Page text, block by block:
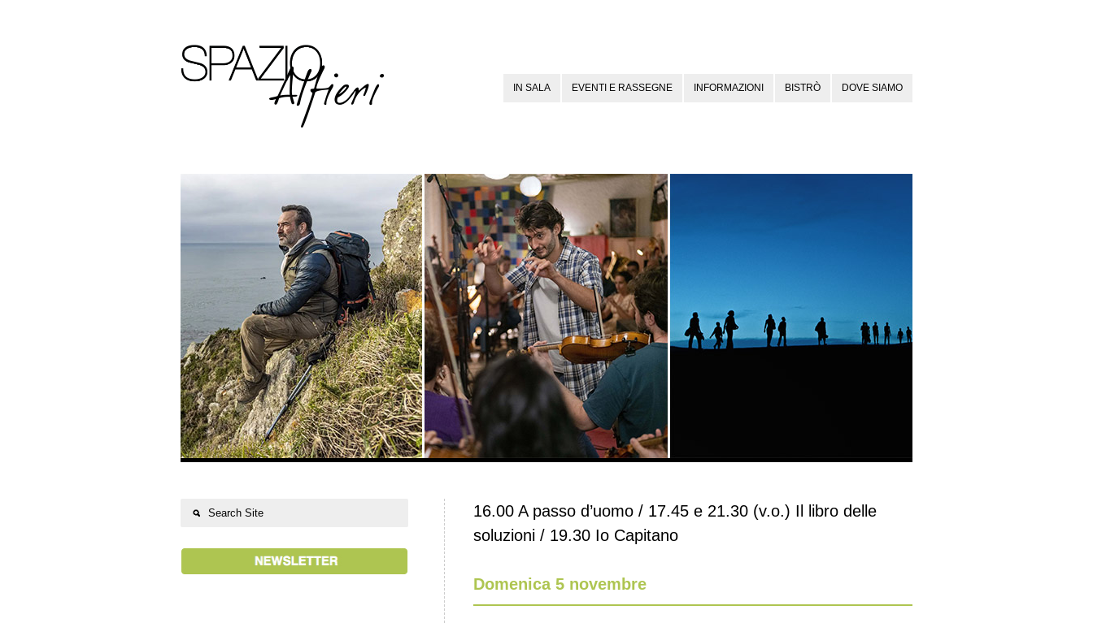
IN SALA EVENTI E RASSEGNE INFORMAZIONI BISTRÒ DOVE SIAMO
16.00 A passo d’uomo / 17.45 e 21.30 (v.o.) Il libro delle
soluzioni / 19.30 Io Capitano
Domenica 5 novembre